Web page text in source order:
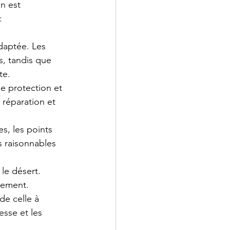
est
Les
tandis que
protection et
réparation et
les points
raisonnables
désert.
celle à
et les